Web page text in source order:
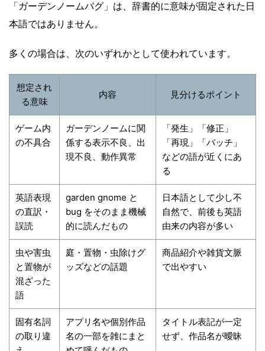
「ガーデンノームバグ」は、辞書的に意味が固定された日
本語ではありません。
多くの場合は、次のいずれかとして使われています。
想定され
る意味
内容 見分けるポイント
ゲーム内
の不具合
ガーデンノームに関
係する表示不良、出
現不良、動作異常
「発生」「修正」
「再現」「パッチ」
などの語が近くにあ
る
英語表現
の直訳・
誤読
garden gnome と
bug をそのまま機械
的に読んだもの
日本語として少し不
自然で、前後も英語
由来の内容が多い
虫や害虫
と置物が
混ざった
語
庭・置物・虫除けグ
ッズなどの話題
商品紹介や雑貨文脈
で出やすい
固有名詞
の取り違
アプリ名や個別作品
名の一部を雑にまと
タイトル表記が一定
せず、作品名が曖昧